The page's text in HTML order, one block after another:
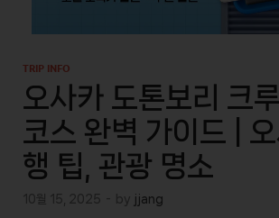
TRIP INFO
오사카 도톤보리 크
코스 완벽 가이드 |
행 팁, 관광 명소
10월 15, 2025 - by jjang